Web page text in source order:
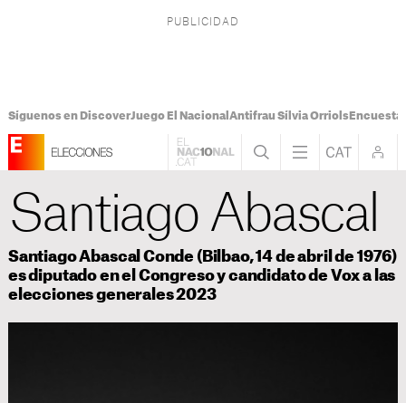
Síguenos en DiscoverJuego El Nacional Antifrau Sílvia OrriolsEncuesta
Santiago Abascal
Santiago Abascal Conde (Bilbao, 14 de abril de 1976)
es diputado en el Congreso y candidato de Vox a las
elecciones generales 2023